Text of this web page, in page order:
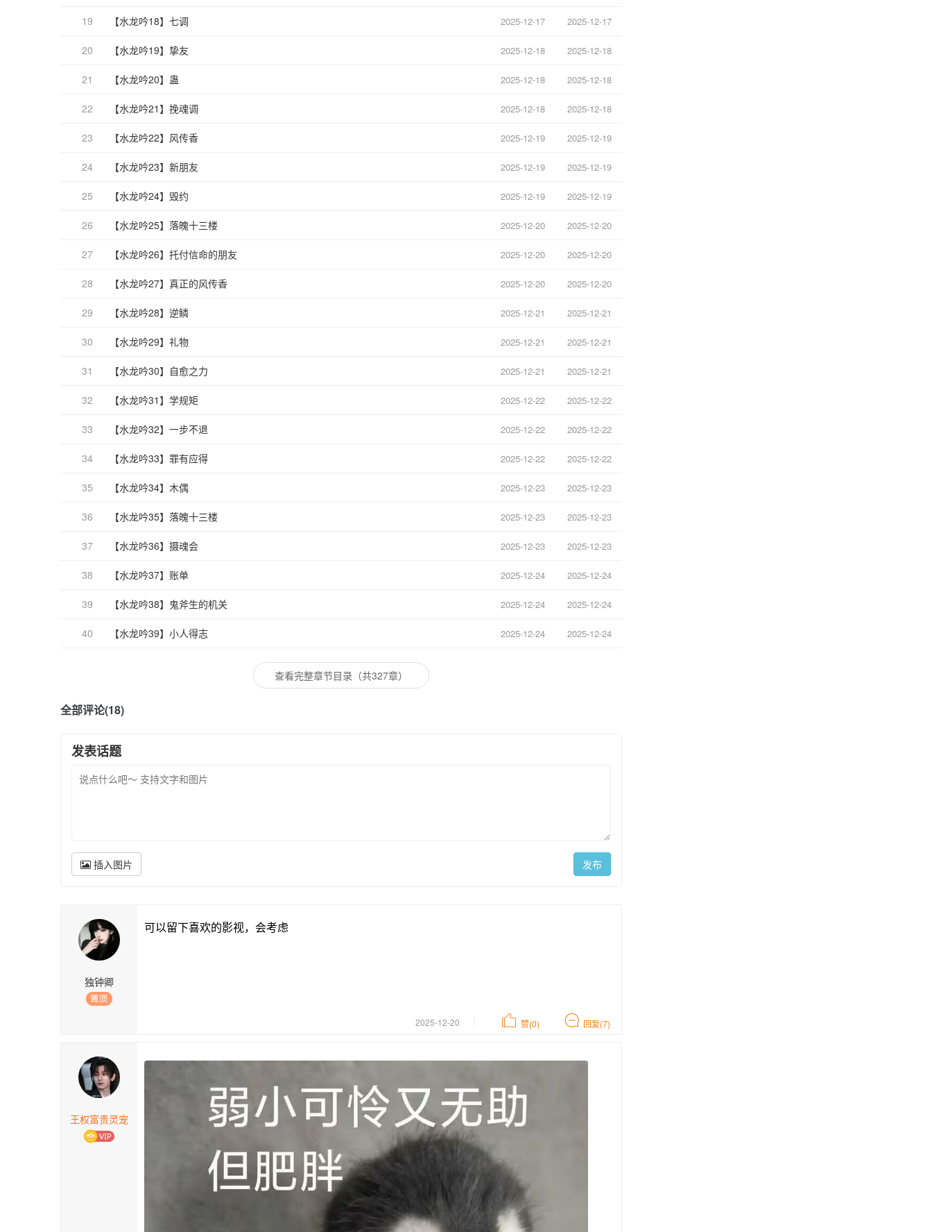
19 【水龙吟18】七调 2025-12-17 2025-12-17
20 【水龙吟19】挚友 2025-12-18 2025-12-18
21 【水龙吟20】蛊 2025-12-18 2025-12-18
22 【水龙吟21】挽魂调 2025-12-18 2025-12-18
23 【水龙吟22】风传香 2025-12-19 2025-12-19
24 【水龙吟23】新朋友 2025-12-19 2025-12-19
25 【水龙吟24】毁约 2025-12-19 2025-12-19
26 【水龙吟25】落魄十三楼 2025-12-20 2025-12-20
27 【水龙吟26】托付信命的朋友 2025-12-20 2025-12-20
28 【水龙吟27】真正的风传香 2025-12-20 2025-12-20
29 【水龙吟28】逆鳞 2025-12-21 2025-12-21
30 【水龙吟29】礼物 2025-12-21 2025-12-21
31 【水龙吟30】自愈之力 2025-12-21 2025-12-21
32 【水龙吟31】学规矩 2025-12-22 2025-12-22
33 【水龙吟32】一步不退 2025-12-22 2025-12-22
34 【水龙吟33】罪有应得 2025-12-22 2025-12-22
35 【水龙吟34】木偶 2025-12-23 2025-12-23
36 【水龙吟35】落魄十三楼 2025-12-23 2025-12-23
37 【水龙吟36】摄魂会 2025-12-23 2025-12-23
38 【水龙吟37】账单 2025-12-24 2025-12-24
39 【水龙吟38】鬼斧生的机关 2025-12-24 2025-12-24
40 【水龙吟39】小人得志 2025-12-24 2025-12-24
查看完整章节目录（共327章）
全部评论(18)
发表话题
插入图片 发布
独钟卿
可以留下喜欢的影视，会考虑
2025-12-20 赞(0) 回复(7)
王权富贵灵宠